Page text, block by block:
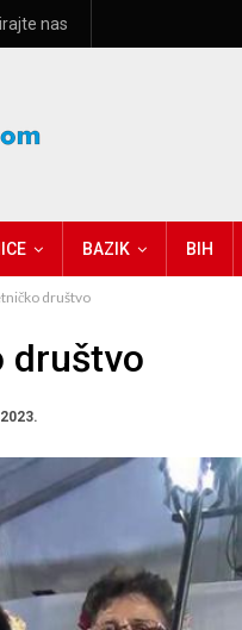
nas
BAZIK BIH
društvo
društvo